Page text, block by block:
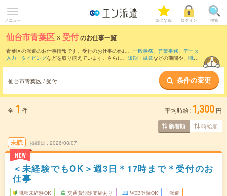
メニュー 気になる! ログイン 検索
仙台市青葉区 × 受付のお仕事一覧
青葉区の派遣のお仕事情報です。受付のお仕事の他に、 一般事務、 営業事務、 データ
入力・タイピングなどを取り揃えています。さらに、 短期 ・ 単発などの期間や、 職種
仙台市青葉区 / 受付 条件の変更
全 1 件 平均時給: 1,300 円
新着順 時給順
未読
NEW
掲載日 2026/08/07
＜未経験でもOK＞週3日＊17時まで＊受付のお
仕事
職種未経験OK 交通費別途支給あり WEB登録OK 派遣